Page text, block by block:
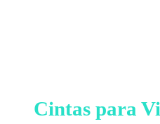
Cintas para